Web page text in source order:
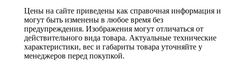
Цены на сайте приведены как справочная информация и
могут быть изменены в любое время без
предупреждения. Изображения могут отличаться от
действительного вида товара. Актуальные технические
характеристики, вес и габариты товара уточняйте у
менеджеров перед покупкой.